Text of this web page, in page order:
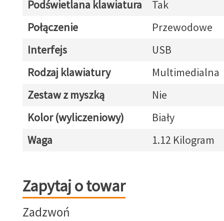
Podświetlana klawiatura
Tak
Połączenie
Przewodowe
Interfejs
USB
Rodzaj klawiatury
Multimedialna
Zestaw z myszką
Nie
Kolor (wyliczeniowy)
Biały
Waga
1.12 Kilogram
Zapytaj o towar
Zapytaj o towar
Zadzwoń